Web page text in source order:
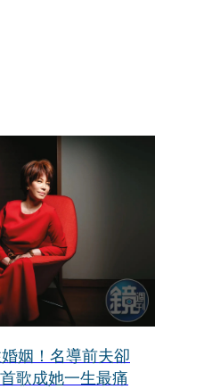
姻！名導前夫卻
歌成她一生最痛